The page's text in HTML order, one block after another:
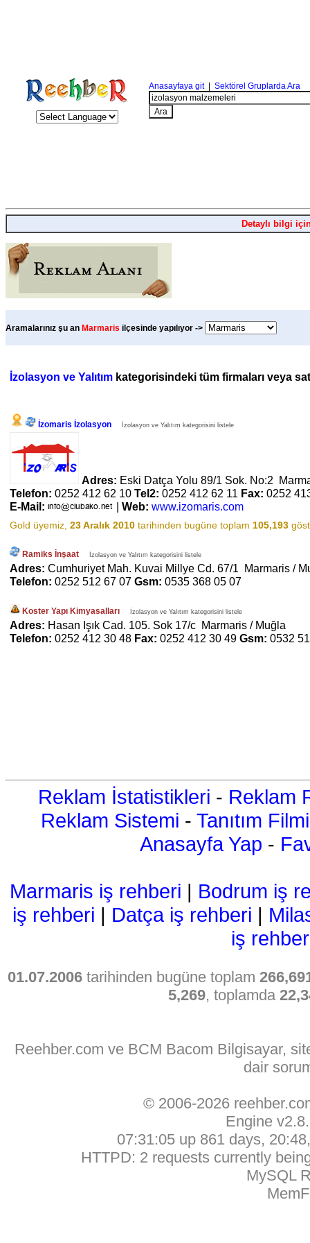
Anasayfaya git| Sektörel Gruplarda Ara
Detaylı bilgi
Aramalarınız şu an Marmaris ilçesinde yapılıyor ->
İzolasyon ve Yalıtım kategorisindeki tüm firmaları veya
İzomaris İzolasyon İzolasyon ve Yalıtım kategorisini listele
Adres: Eski Datça Yolu 89/1 Sok. No:2
Telefon: 0252 412 62 10 Tel2: 0252 412 62 11 Fax: 0252
E-Mail:
| Web: www.izomaris.com
Gold üyemiz, 23 Aralık 2010 tarihinden bugüne toplam 105,193
Ramiks İnşaat İzolasyon ve Yalıtım kategorisini listele
Adres: Cumhuriyet Mah. Kuvai Millye Cd. 67/1 Marmaris /
Telefon: 0252 512 67 07 Gsm: 0535 368 05 07
Koster Yapı Kimyasalları İzolasyon ve Yalıtım kategorisini listele
Adres: Hasan Işık Cad. 105. Sok 17/c Marmaris / Muğla
Telefon: 0252 412 30 48 Fax: 0252 412 30 49 Gsm: 0532
Reklam İstatistikleri - Reklam
Reklam Sistemi - Tanıtım Filmi
Anasayfa Yap -
Marmaris iş rehberi | Bodrum iş
iş rehberi | Datça iş rehberi |
iş
01.07.2006 tarihinden bugüne toplam
5,269, toplamda
Reehber.com ve BCM Bacom Bilgisayar,
dair
© 2006-2026
Engine
07:31:05 up 861 days,
HTTPD: 2 requests currently
MySQL